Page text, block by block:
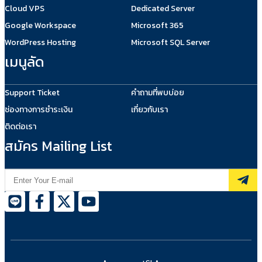
Cloud VPS
Google Workspace
WordPress Hosting
Dedicated Server
Microsoft 365
Microsoft SQL Server
เมนูลัด
Support Ticket
ช่องทางการชำระเงิน
ติดต่อเรา
คำถามที่พบบ่อย
เกี่ยวกับเรา
สมัคร Mailing List